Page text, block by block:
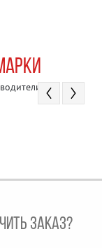
ЗАКАЗ?